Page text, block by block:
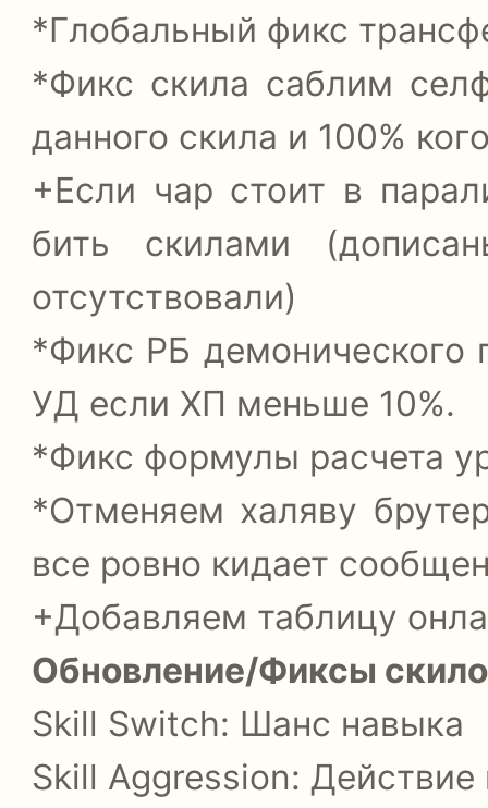
*Глобальный фикс
*Фикс скила саблим
данного скила и 100%
+Если чар стоит в
бить скилами
отсутствовали)
*Фикс РБ демонического
УД если ХП меньше 10%.
*Фикс формулы расчета
*Отменяем халяву
все ровно кидает
+Добавляем таблицу
Обновление/Фиксы
Skill Switch: Шанс навыка
Skill Aggression: Действие